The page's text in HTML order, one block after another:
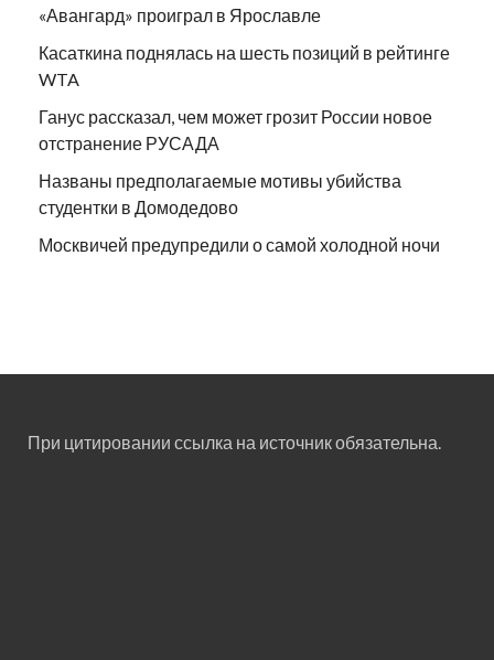
«Авангард» проиграл в Ярославле
Касаткина поднялась на шесть позиций в рейтинге
WTA
Ганус рассказал, чем может грозит России новое
отстранение РУСАДА
Названы предполагаемые мотивы убийства
студентки в Домодедово
Москвичей предупредили о самой холодной ночи
При цитировании ссылка на источник обязательна.